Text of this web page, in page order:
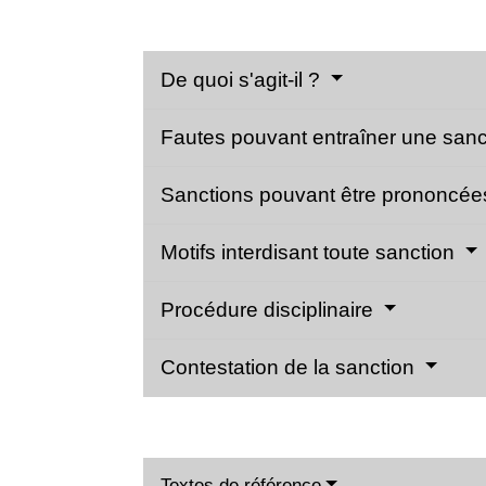
De quoi s'agit-il ?
Fautes pouvant entraîner une
Sanctions pouvant être
Motifs interdisant toute sanction
Procédure disciplinaire
Contestation de la sanction